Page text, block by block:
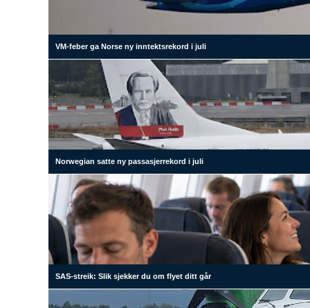
VM-feber ga Norse ny inntektsrekord i juli
Norwegian satte ny passasjerrekord i juli
SAS-streik: Slik sjekker du om flyet ditt går